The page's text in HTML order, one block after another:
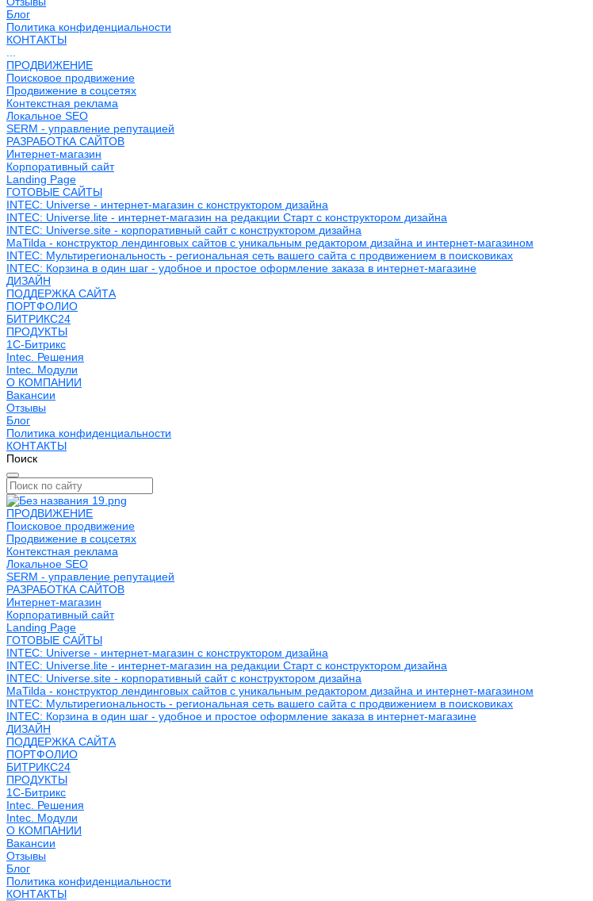
Блог
Политика конфиденциальности
КОНТАКТЫ
ПРОДВИЖЕНИЕ
Поисковое продвижение
Продвижение в соцсетях
Контекстная реклама
Локальное SEO
SERM - управление репутацией
РАЗРАБОТКА САЙТОВ
Интернет-магазин
Корпоративный сайт
Landing Page
ГОТОВЫЕ САЙТЫ
INTEC: Universe - интернет-магазин с конструктором дизайна
INTEC: Universe.lite - интернет-магазин на редакции Старт с конструктором дизайна
INTEC: Universe.site - корпоративный сайт с конструктором дизайна
MaTilda - конструктор лендинговых сайтов с уникальным редактором дизайна и интернет-магазином
INTEC: Мультирегиональность - региональная сеть вашего сайта с продвижением в поисковиках
INTEC: Корзина в один шаг - удобное и простое оформление заказа в интернет-магазине
ДИЗАЙН
ПОДДЕРЖКА САЙТА
ПОРТФОЛИО
БИТРИКС24
ПРОДУКТЫ
1С-Битрикс
Intec. Решения
Intec. Модули
О КОМПАНИИ
Вакансии
Отзывы
Блог
Политика конфиденциальности
КОНТАКТЫ
Поиск
ПРОДВИЖЕНИЕ
Поисковое продвижение
Продвижение в соцсетях
Контекстная реклама
Локальное SEO
SERM - управление репутацией
РАЗРАБОТКА САЙТОВ
Интернет-магазин
Корпоративный сайт
Landing Page
ГОТОВЫЕ САЙТЫ
INTEC: Universe - интернет-магазин с конструктором дизайна
INTEC: Universe.lite - интернет-магазин на редакции Старт с конструктором дизайна
INTEC: Universe.site - корпоративный сайт с конструктором дизайна
MaTilda - конструктор лендинговых сайтов с уникальным редактором дизайна и интернет-магазином
INTEC: Мультирегиональность - региональная сеть вашего сайта с продвижением в поисковиках
INTEC: Корзина в один шаг - удобное и простое оформление заказа в интернет-магазине
ДИЗАЙН
ПОДДЕРЖКА САЙТА
ПОРТФОЛИО
БИТРИКС24
ПРОДУКТЫ
1С-Битрикс
Intec. Решения
Intec. Модули
О КОМПАНИИ
Вакансии
Отзывы
Блог
Политика конфиденциальности
КОНТАКТЫ